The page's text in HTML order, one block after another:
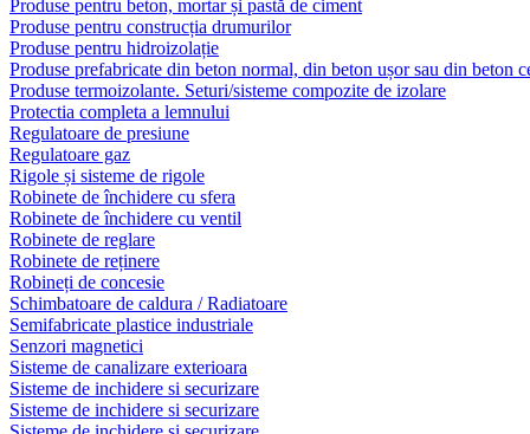
Produse pentru beton, mortar și pastă de ciment
Produse pentru construcția drumurilor
Produse pentru hidroizolație
Produse prefabricate din beton normal, din beton ușor sau din beton
Produse termoizolante. Seturi/sisteme compozite de izolare
Protectia completa a lemnului
Regulatoare de presiune
Regulatoare gaz
Rigole și sisteme de rigole
Robinete de închidere cu sfera
Robinete de închidere cu ventil
Robinete de reglare
Robinete de reținere
Robineți de concesie
Schimbatoare de caldura / Radiatoare
Semifabricate plastice industriale
Senzori magnetici
Sisteme de canalizare exterioara
Sisteme de inchidere si securizare
Sisteme de inchidere si securizare